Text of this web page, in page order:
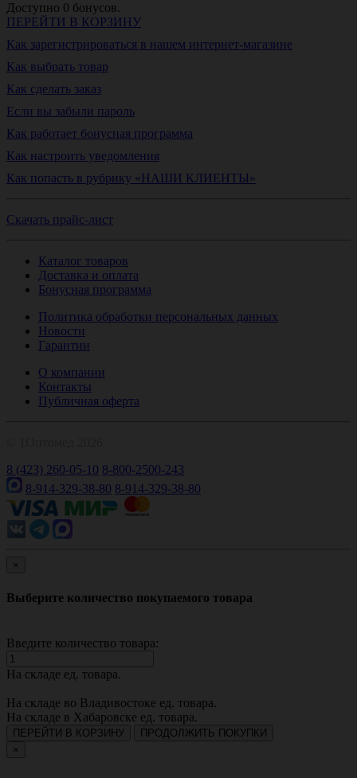
Доступно 0 бонусов.
ПЕРЕЙТИ В КОРЗИНУ
Как зарегистрироваться в нашем интернет-магазине
Как выбрать товар
Как сделать заказ
Если вы забыли пароль
Как работает бонусная программа
Как настроить уведомления
Как попасть в рубрику «НАШИ КЛИЕНТЫ»
Скачать прайс-лист
Каталог товаров
Доставка и оплата
Бонусная программа
Политика обработки персональных данных
Новости
Гарантии
О компании
Контакты
Публичная оферта
8 (423) 260-05-10 8-800-2500-243
8-914-329-38-80 8-914-329-38-80
×
Выберите количество покупаемого товара
Введите количество товара:
На складе ед. товара.
На складе во Владивостоке ед. товара.
На складе в Хабаровске ед. товара.
ПЕРЕЙТИ В КОРЗИНУ
ПРОДОЛЖИТЬ ПОКУПКИ
×